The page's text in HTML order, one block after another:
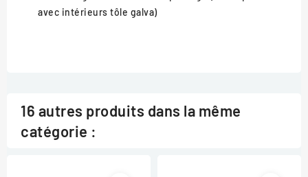
avec intérieurs tôle galva)
16 autres produits dans la même
catégorie :